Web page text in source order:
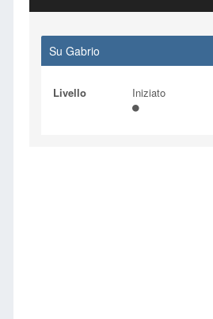
Su Gabrio
Livello Iniziato